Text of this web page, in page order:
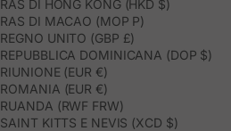
RAS DI HONG KONG (HKD $)
RAS DI MACAO (MOP P)
REGNO UNITO (GBP £)
REPUBBLICA DOMINICANA (DOP $)
RIUNIONE (EUR €)
ROMANIA (EUR €)
RUANDA (RWF FRW)
SAINT KITTS E NEVIS (XCD $)